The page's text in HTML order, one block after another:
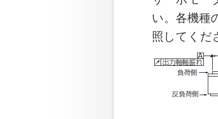
い。各機種
照してくだ